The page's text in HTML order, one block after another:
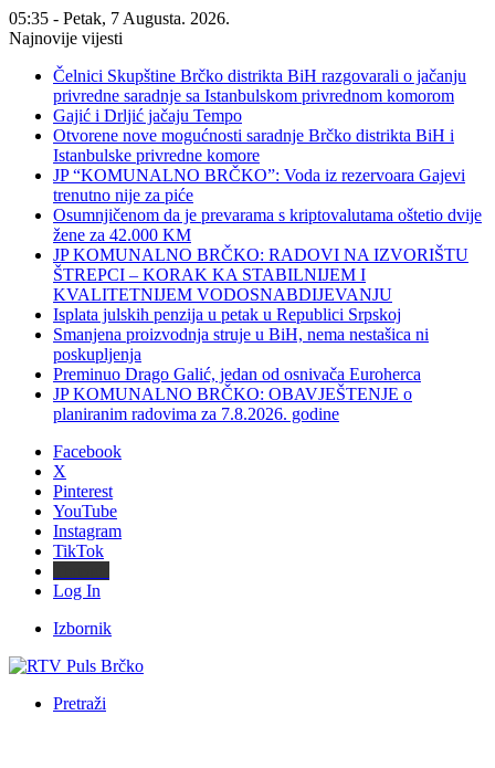
05:35 - Petak, 7 Augusta. 2026.
Najnovije vijesti
Čelnici Skupštine Brčko distrikta BiH razgovarali o jačanju
privredne saradnje sa Istanbulskom privrednom komorom
Gajić i Drljić jačaju Tempo
Otvorene nove mogućnosti saradnje Brčko distrikta BiH i
Istanbulske privredne komore
JP “KOMUNALNO BRČKO”: Voda iz rezervoara Gajevi
trenutno nije za piće
Osumnjičenom da je prevarama s kriptovalutama oštetio dvije
žene za 42.000 KM
JP KOMUNALNO BRČKO: RADOVI NA IZVORIŠTU
ŠTREPCI – KORAK KA STABILNIJEM I
KVALITETNIJEM VODOSNABDIJEVANJU
Isplata julskih penzija u petak u Republici Srpskoj
Smanjena proizvodnja struje u BiH, nema nestašica ni
poskupljenja
Preminuo Drago Galić, jedan od osnivača Euroherca
JP KOMUNALNO BRČKO: OBAVJEŠTENJE o
planiranim radovima za 7.8.2026. godine
Facebook
X
Pinterest
YouTube
Instagram
TikTok
Log In
Izbornik
Pretraži